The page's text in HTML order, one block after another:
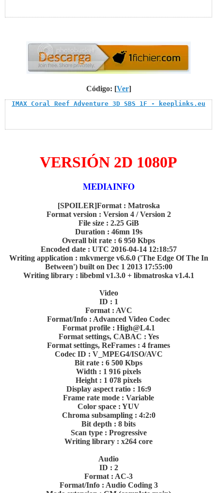
Código: [Ver]
IMAX Coral Reef Adventure 3D SBS 1F - keeplinks.eu
VERSIÓN 2D 1080P
MEDIAINFO
[SPOILER]Format : Matroska
Format version : Version 4 / Version 2
File size : 2.25 GiB
Duration : 46mn 19s
Overall bit rate : 6 950 Kbps
Encoded date : UTC 2016-04-14 12:18:57
Writing application : mkvmerge v6.6.0 ('The Edge Of The In
Between') built on Dec 1 2013 17:55:00
Writing library : libebml v1.3.0 + libmatroska v1.4.1
Video
ID : 1
Format : AVC
Format/Info : Advanced Video Codec
Format profile : High@L4.1
Format settings, CABAC : Yes
Format settings, ReFrames : 4 frames
Codec ID : V_MPEG4/ISO/AVC
Bit rate : 6 500 Kbps
Width : 1 916 pixels
Height : 1 078 pixels
Display aspect ratio : 16:9
Frame rate mode : Variable
Color space : YUV
Chroma subsampling : 4:2:0
Bit depth : 8 bits
Scan type : Progressive
Writing library : x264 core
Audio
ID : 2
Format : AC-3
Format/Info : Audio Coding 3